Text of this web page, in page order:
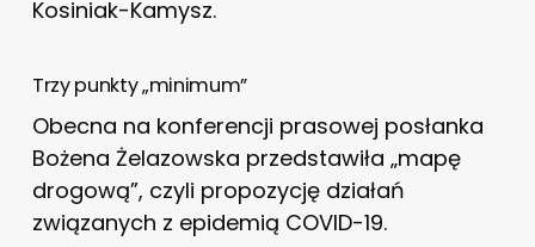
Kosiniak-Kamysz.
Trzy punkty „minimum”
Obecna na konferencji prasowej posłanka
Bożena Żelazowska przedstawiła „mapę
drogową”, czyli propozycję działań
związanych z epidemią COVID-19.